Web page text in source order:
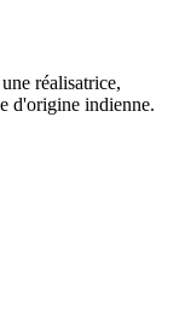
réalisatrice,
d'origine indienne.